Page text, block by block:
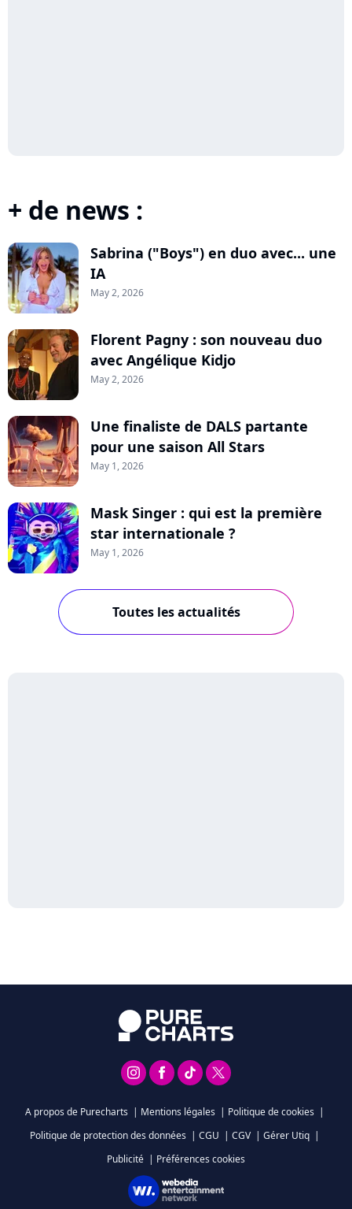
+ de news :
Sabrina ("Boys") en duo avec... une
IA
May 2, 2026
Florent Pagny : son nouveau duo
avec Angélique Kidjo
May 2, 2026
Une finaliste de DALS partante
pour une saison All Stars
May 1, 2026
Mask Singer : qui est la première
star internationale ?
May 1, 2026
Toutes les actualités
A propos de Purecharts | Mentions légales | Politique de cookies |
Politique de protection des données | CGU | CGV | Gérer Utiq |
Publicité | Préférences cookies